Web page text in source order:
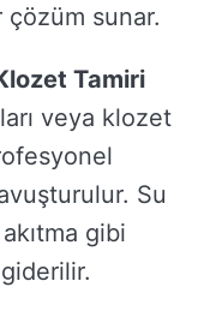
çözüm sunar.
Tamiri
veya klozet
Su
gibi